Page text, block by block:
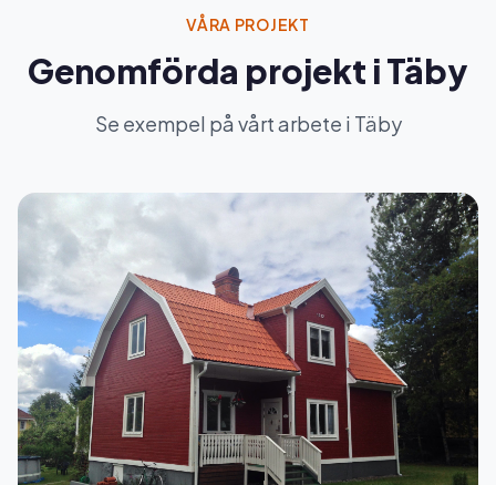
VÅRA PROJEKT
Genomförda projekt i Täby
Se exempel på vårt arbete i Täby